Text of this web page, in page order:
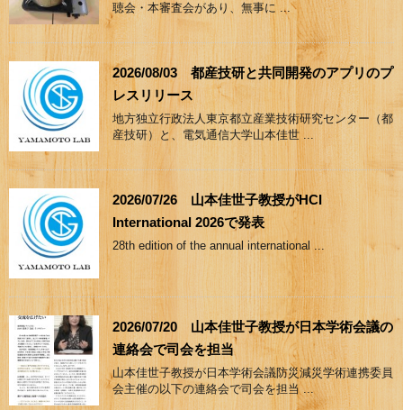
聴会・本審査会があり、無事に ...
2026/08/03 都産技研と共同開発のアプリのプ
レスリリース
地方独立行政法人東京都立産業技術研究センター（都
産技研）と、電気通信大学山本佳世 ...
2026/07/26 山本佳世子教授がHCI
International 2026で発表
28th edition of the annual international ...
2026/07/20 山本佳世子教授が日本学術会議の
連絡会で司会を担当
山本佳世子教授が日本学術会議防災減災学術連携委員
会主催の以下の連絡会で司会を担当 ...